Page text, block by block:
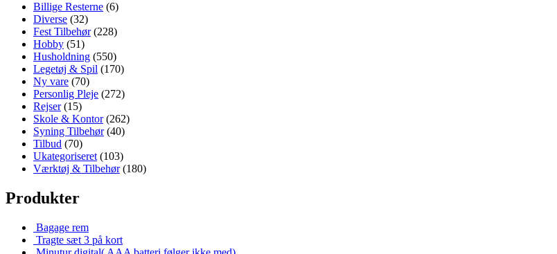
Billige Resterne (6)
Diverse (32)
Fest Tilbehør (228)
Hobby (51)
Husholdning (550)
Legetøj & Spil (170)
Ny vare (70)
Personlig Pleje (272)
Rejser (15)
Skole & Kontor (262)
Syning Tilbehør (40)
Tilbud (70)
Ukategoriseret (103)
Værktøj & Tilbehør (180)
Produkter
Bagage rem
Tragte sæt 3 på kort